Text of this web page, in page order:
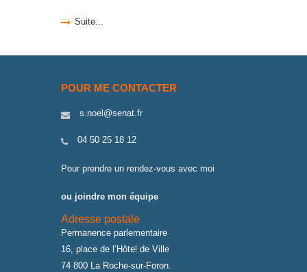
Suite...
POUR ME CONTACTER
s.noel@senat.fr
04 50 25 18 12
Pour prendre un rendez-vous avec moi
ou joindre mon équipe
Adresse postale
Permanence parlementaire
16, place de l’Hôtel de Ville
74 800 La Roche-sur-Foron.